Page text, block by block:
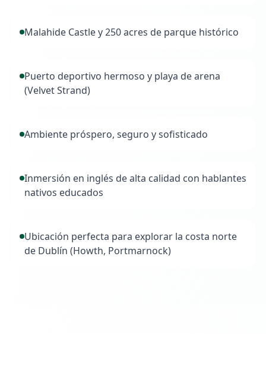
Malahide Castle y 250 acres de parque histórico
Puerto deportivo hermoso y playa de arena
(Velvet Strand)
Ambiente próspero, seguro y sofisticado
Inmersión en inglés de alta calidad con hablantes
nativos educados
Ubicación perfecta para explorar la costa norte
de Dublín (Howth, Portmarnock)